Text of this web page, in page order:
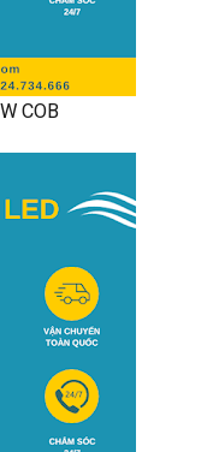
COB